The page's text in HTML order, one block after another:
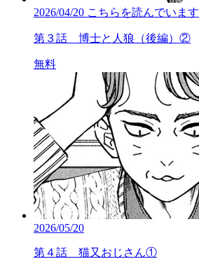
2026/04/20 こちらを読んでいます
第３話 博士と人狼（後編）②
無料
2026/05/20
第４話 猫又おじさん①